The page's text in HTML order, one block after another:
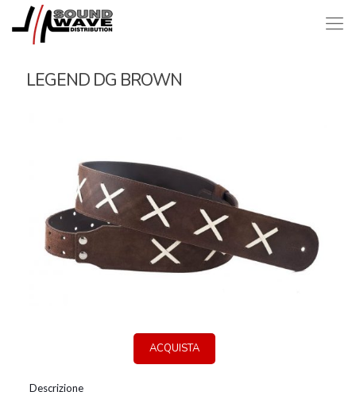
LEGEND DG BROWN
ACQUISTA
Descrizione